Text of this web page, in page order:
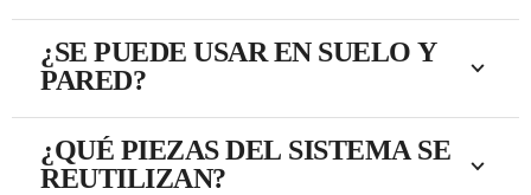
¿SE PUEDE USAR EN SUELO Y
PARED?
¿QUÉ PIEZAS DEL SISTEMA SE
REUTILIZAN?